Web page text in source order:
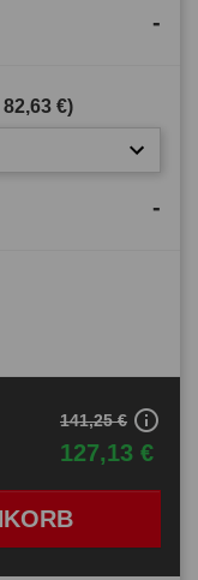
-
82,63 €)
-
127,13 €
141,25 € info_outline